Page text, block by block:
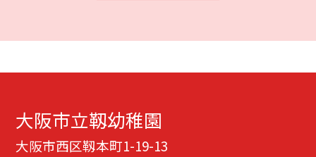
大阪市立靱幼稚園
大阪市西区靱本町1-19-13